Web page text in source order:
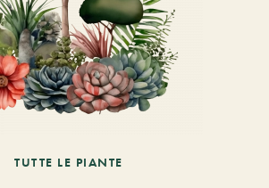
TUTTE LE PIANTE